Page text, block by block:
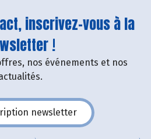
inscrivez-vous à la
!
nos événements et nos
newsletter